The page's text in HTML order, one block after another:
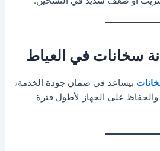
سخانات في العياط
بيساعد في ضمان جودة الخدمة،
والحفاظ على الجهاز لأطول فترة